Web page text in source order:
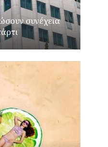
συνέχεια